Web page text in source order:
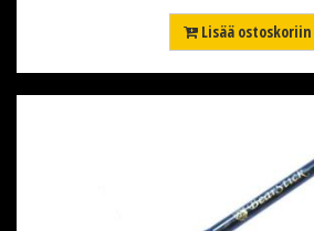
Lisää ostoskoriin